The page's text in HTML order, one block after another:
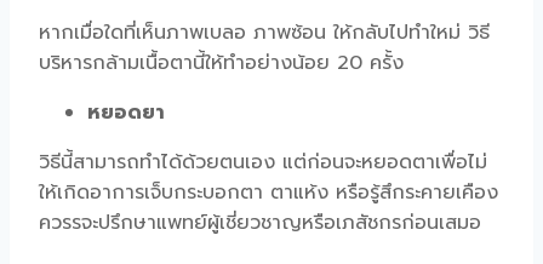
หากเมื่อใดที่เห็นภาพเบลอ ภาพซ้อน ให้กลับไปทำใหม่ วิธี
บริหารกล้ามเนื้อตานี้ให้ทำอย่างน้อย 20 ครั้ง
หยอดยา
วิธีนี้สามารถทำได้ด้วยตนเอง แต่ก่อนจะหยอดตาเพื่อไม่
ให้เกิดอาการเจ็บกระบอกตา ตาแห้ง หรือรู้สึกระคายเคือง
ควรรจะปรึกษาแพทย์ผู้เชี่ยวชาญหรือเภสัชกรก่อนเสมอ